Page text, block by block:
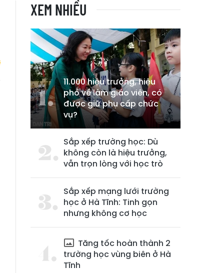
XEM NHIỀU
11.000 hiệu trưởng, hiệu
phó về làm giáo viên, có
được giữ phụ cấp chức
vụ?
Sắp xếp trường học: Dù
không còn là hiệu trưởng,
vẫn trọn lòng với học trò
Sắp xếp mạng lưới trường
học ở Hà Tĩnh: Tinh gọn
nhưng không cơ học
Tăng tốc hoàn thành 2
trường học vùng biên ở Hà
Tĩnh